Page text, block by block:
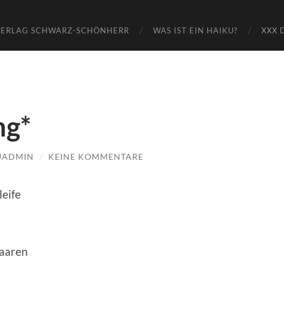
SCHWARZ-SCHÖNHERR WAS IST EIN HAIKU? XXX
/ KEINE KOMMENTARE